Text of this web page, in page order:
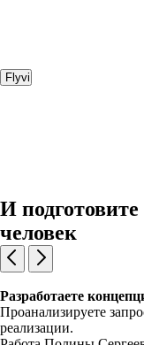
Flyvi
И
человек
Разработаете
Проанализируете
реализации.